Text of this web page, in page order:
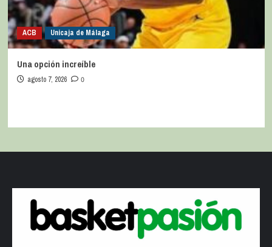
ACB Unicaja de Málaga
Una opción increíble
agosto 7, 2026 0